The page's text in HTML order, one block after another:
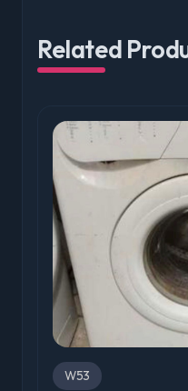
Related
W53